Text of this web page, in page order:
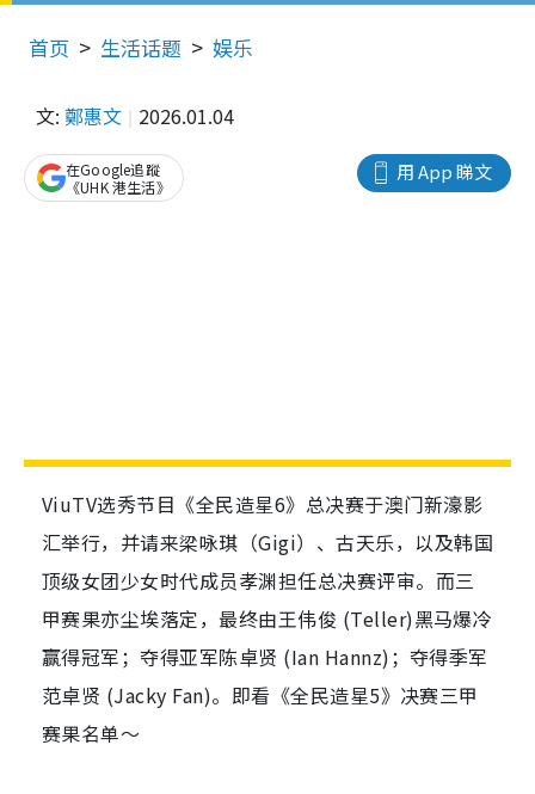
首页 生活话题 娱乐
文: 鄭惠文 2026.01.04
用 App 睇文
在Google追蹤
《UHK 港生活》
ViuTV选秀节目《全民造星6》总决赛于澳门新濠影
汇举行，并请来梁咏琪（Gigi）、古天乐，以及韩国
顶级女团少女时代成员孝渊担任总决赛评审。而三
甲赛果亦尘埃落定，最终由王伟俊 (Teller)黑马爆冷
赢得冠军；夺得亚军陈卓贤 (Ian Hannz)；夺得季军
范卓贤 (Jacky Fan)。即看《全民造星5》决赛三甲
赛果名单～